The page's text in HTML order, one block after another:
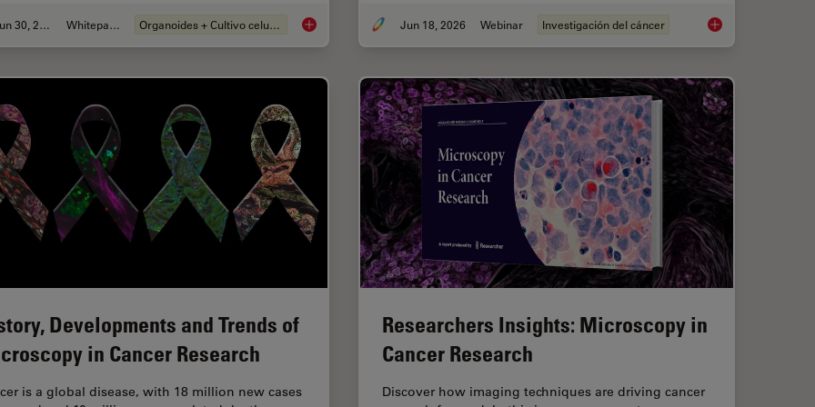
Jun 30, 2026 Whitepaper Organoides + Cultivo celular 3D What’s the Best Organoid Imaging Approach for Early Drug Discovery?
Jun 18, 2026 Webinar Investigación del cáncer Spatial Proteomics
Developments and Trends of
in Cancer Research
is a global disease, with 18 million new cases
Researchers Insights: Microscopy in
Cancer Research
Discover how imaging techniques are driving cancer